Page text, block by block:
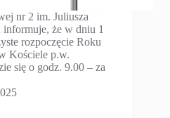
nr 2 im. Juliusza
informuje, że w dniu 1
rozpoczęcie Roku
Kościele p.w.
się o godz. 9.00 – za